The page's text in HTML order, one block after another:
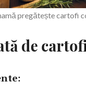
pregătește cartofi
de